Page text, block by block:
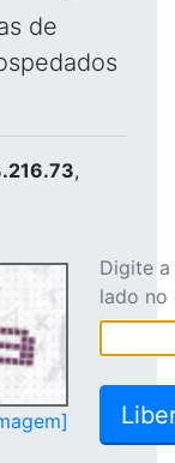
de
,
Digite
lado no